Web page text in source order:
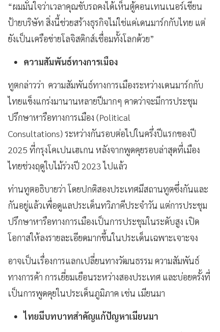
“ผมมั่นใจว่าเวลาคุณขับรถคงได้เห็นตู้คอนเทนเนอร์เขียน
ป้ายบริษัท สิ่งนี้ช่วยสร้างธุรกิจไม่ใช่แค่เดนมาร์กกับไทย แต่
ยังเป็นเครือข่ายโลจิสติกส์เชื่อมทั้งโลกด้วย”
ความสัมพันธ์ทางการเมือง
ทูตกล่าวว่า ความสัมพันธ์ทางการเมืองระหว่างเดนมาร์กกับ
ไทยแข็งแกร่งมานานหลายปีมากๆ คาดว่าจะมีการประชุม
ปรึกษาหารือทางการเมือง (Political
Consultations) ระหว่างกันรอบต่อไปในครึ่งปีแรกของปี
2025 ที่กรุงโคเปนเฮเกน หลังจากพูดคุยรอบล่าสุดที่เมือง
ไทยช่วงฤดูใบไม้ร่วงปี 2023 ไปแล้ว
ท่านทูตอธิบายว่า โดยปกติสองประเทศมีสถานทูตซึ่งกันและ
กันอยู่แล้วเพื่อดูแลประเด็นทวิภาคีประจำวัน แต่การประชุม
ปรึกษาหารือทางการเมืองเป็นการประชุมในระดับสูง เปิด
โอกาสให้ลงรายละเอียดมากขึ้นในประเด็นเฉพาะเจาะจง
อาจเป็นเรื่องการแลกเปลี่ยนทางวัฒนธรรม ความสัมพันธ์
ทางการค้า การเยี่ยมเยือนระหว่างสองประเทศ และบ่อยครั้งที่
เป็นการพูดคุยในประเด็นภูมิภาค เช่น เมียนมา
ไทยมีบทบาทสำคัญแก้ปัญหาเมียนมา